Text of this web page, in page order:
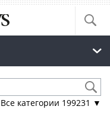
Все категории 199231 ▼